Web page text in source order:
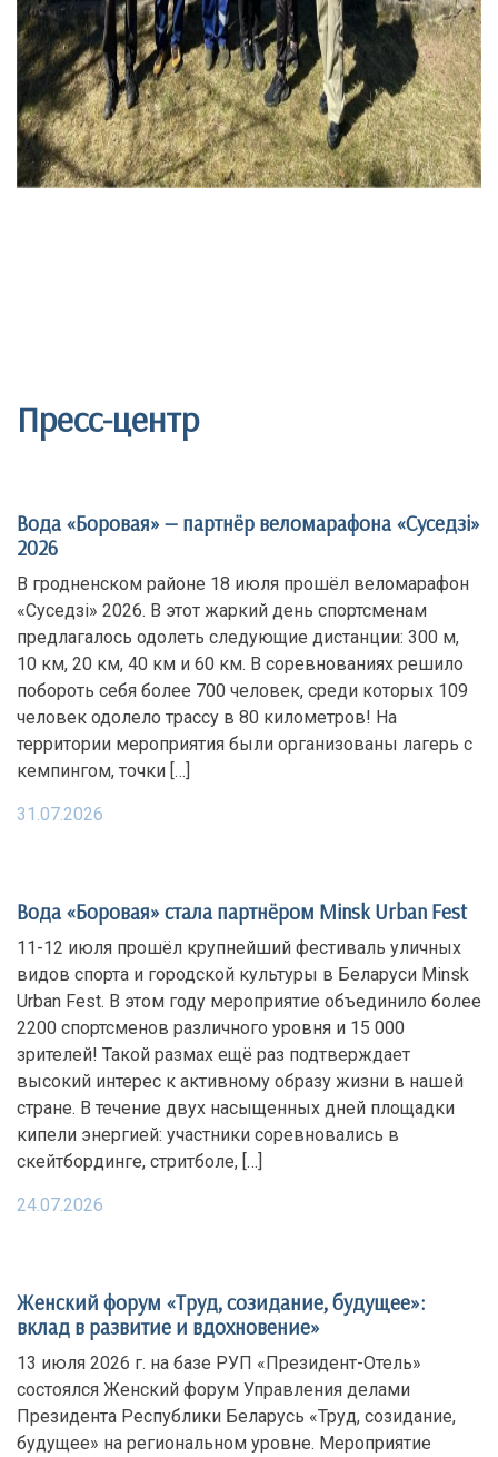
Пресс-центр
Вода «Боровая» — партнёр веломарафона «Суседзi»
2026
В гродненском районе 18 июля прошёл веломарафон
«Суседзi» 2026. В этот жаркий день спортсменам
предлагалось одолеть следующие дистанции: 300 м,
10 км, 20 км, 40 км и 60 км. В соревнованиях решило
побороть себя более 700 человек, среди которых 109
человек одолело трассу в 80 километров! На
территории мероприятия были организованы лагерь с
кемпингом, точки […]
31.07.2026
Вода «Боровая» стала партнёром Minsk Urban Fest
11-12 июля прошёл крупнейший фестиваль уличных
видов спорта и городской культуры в Беларуси Minsk
Urban Fest. В этом году мероприятие объединило более
2200 спортсменов различного уровня и 15 000
зрителей! Такой размах ещё раз подтверждает
высокий интерес к активному образу жизни в нашей
стране. В течение двух насыщенных дней площадки
кипели энергией: участники соревновались в
скейтбординге, стритболе, […]
24.07.2026
Женский форум «Труд, созидание, будущее»:
вклад в развитие и вдохновение»
13 июля 2026 г. на базе РУП «Президент-Отель»
состоялся Женский форум Управления делами
Президента Республики Беларусь «Труд, созидание,
будущее» на региональном уровне. Мероприятие